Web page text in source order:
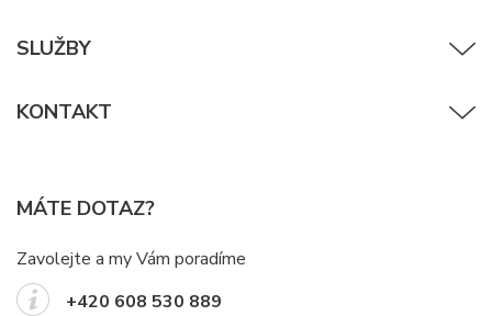
SLUŽBY
KONTAKT
MÁTE DOTAZ?
Zavolejte a my Vám poradíme
+420 608 530 889